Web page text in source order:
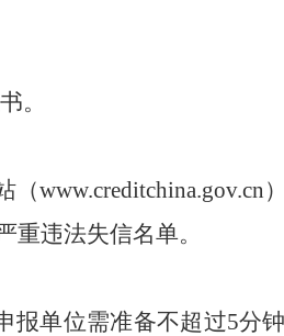
。
www.creditchina.gov.cn
违法失信名单。
报单位需准备不超过5分